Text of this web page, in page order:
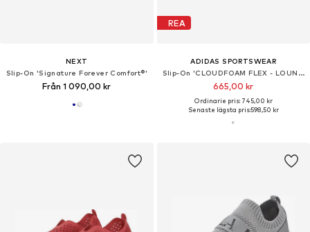
NEXT
Slip-On 'Signature Forever Comfort®'
Från 1 090,00 kr
REA
ADIDAS SPORTSWEAR
Slip-On 'CLOUDFOAM FLEX - LOUNGE RAPIDF'
665,00 kr
Ordinarie pris: 745,00 kr
Senaste lägsta pris:598,50 kr